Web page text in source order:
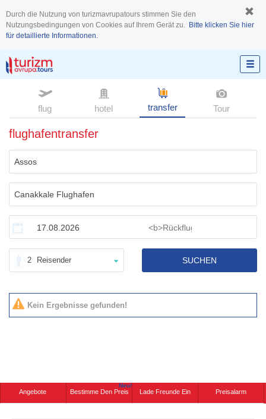
Durch die Nutzung von turizmavrupatours stimmen Sie den
Nutzungsbedingungen von Cookies auf Ihrem Gerät zu. Bitte klicken Sie hier
für detaillierte Informationen.
flug hotel transfer Tour
flughafentransfer
2 Reisender SUCHEN
Kein Ergebnisse gefunden!
Angebote Bestimme Den Preis
Neu!
Lade Freunde Ein Preisalarm